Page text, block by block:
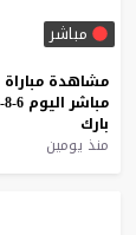
مباشر
مشاهدة مباراة
مباشر اليوم 6-8-2026
بارك
منذ يومين